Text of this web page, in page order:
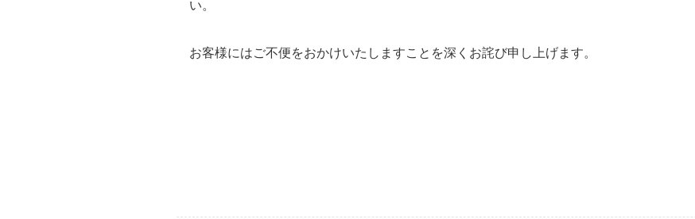
い。
お客様にはご不便をおかけいたしますことを深くお詫び申し上げます。